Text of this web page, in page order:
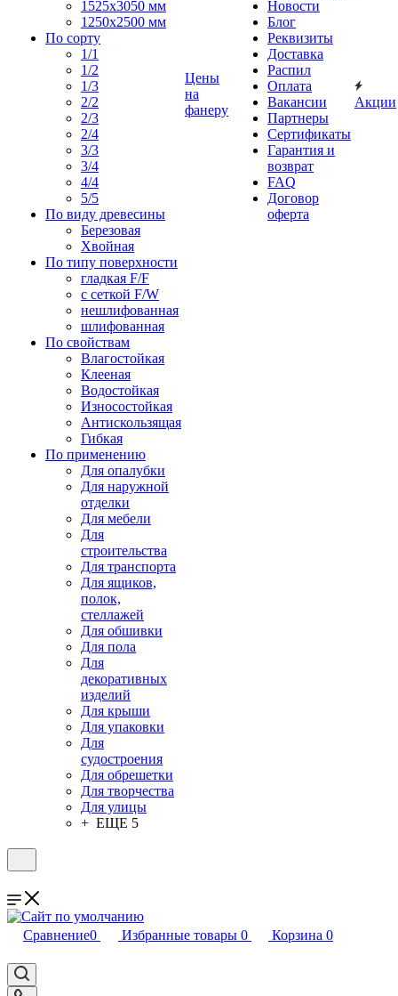
1525х3050 мм
1250х2500 мм
По сорту
1/1
1/2
1/3
2/2
2/3
2/4
3/3
3/4
4/4
5/5
По виду древесины
Березовая
Хвойная
По типу поверхности
гладкая F/F
с сеткой F/W
нешлифованная
шлифованная
По свойствам
Влагостойкая
Клееная
Водостойкая
Износостойкая
Антискользящая
Гибкая
По применению
Для опалубки
Для наружной
отделки
Для мебели
Для
строительства
Для транспорта
Для ящиков,
полок,
стеллажей
Для обшивки
Для пола
Для
декоративных
изделий
Для крыши
Для упаковки
Для
судостроения
Для обрешетки
Для творчества
Для улицы
+ ЕЩЕ 5
Цены
на
фанеру
Новости
Блог
Реквизиты
Доставка
Распил
Оплата
Вакансии
Партнеры
Сертификаты
Гарантия и
возврат
FAQ
Договор
оферта
Акции
Сравнение0 Избранные товары 0 Корзина 0